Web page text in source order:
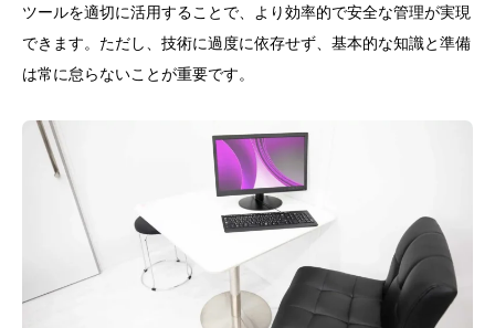
ツールを適切に活用することで、より効率的で安全な管理が実現
できます。ただし、技術に過度に依存せず、基本的な知識と準備
は常に怠らないことが重要です。